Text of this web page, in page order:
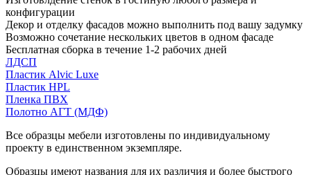
конфигурации
Декор и отделку фасадов можно выполнить под вашу задумку
Возможно сочетание нескольких цветов в одном фасаде
Бесплатная сборка в течение 1-2 рабочих дней
ЛДСП
Пластик Alvic Luxe
Пластик HPL
Пленка ПВХ
Полотно АГТ (МДФ)
Все образцы мебели изготовлены по индивидуальному
проекту в единственном экземпляре.
Образцы имеют названия для их различия и более быстрого